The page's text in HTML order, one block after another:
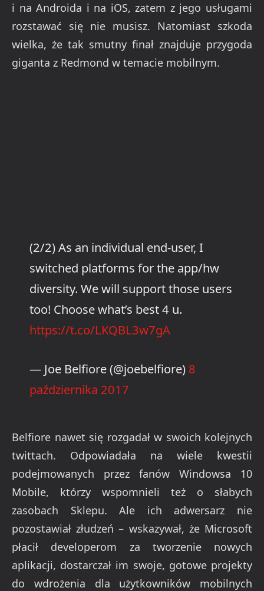
i na Androida i na iOS, zatem z jego usługami
rozstawać się nie musisz. Natomiast szkoda
wielka, że tak smutny finał znajduje przygoda
giganta z Redmond w temacie mobilnym.
(2/2) As an individual end-user, I
switched platforms for the app/hw
diversity. We will support those users
too! Choose what’s best 4 u.
https://t.co/LKQBL3w7gA
— Joe Belfiore (@joebelfiore) 8
października 2017
Belfiore nawet się rozgadał w swoich kolejnych
twittach. Odpowiadała na wiele kwestii
podejmowanych przez fanów Windowsa 10
Mobile, którzy wspomnieli też o słabych
zasobach Sklepu. Ale ich adwersarz nie
pozostawiał złudzeń – wskazywał, że Microsoft
płacił developerom za tworzenie nowych
aplikacji, dostarczał im swoje, gotowe projekty
do wdrożenia dla użytkowników mobilnych